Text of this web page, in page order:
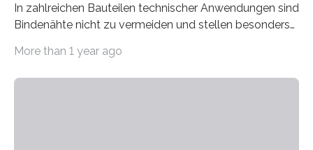
In zahlreichen Bauteilen technischer Anwendungen sind
Bindenähte nicht zu vermeiden und stellen besonders
Matrixmaterials eine große Herausforderung dar.
More than 1 year ago